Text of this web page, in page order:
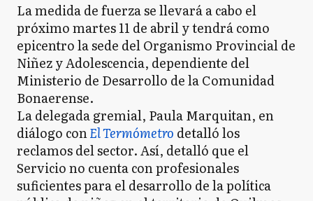
La medida de fuerza se llevará a cabo el
próximo martes 11 de abril y tendrá como
epicentro la sede del Organismo Provincial de
Niñez y Adolescencia, dependiente del
Ministerio de Desarrollo de la Comunidad
Bonaerense.
La delegada gremial, Paula Marquitan, en
diálogo conEl Termómetro detalló los
reclamos del sector. Así, detalló que el
Servicio no cuenta con profesionales
suficientes para el desarrollo de la política